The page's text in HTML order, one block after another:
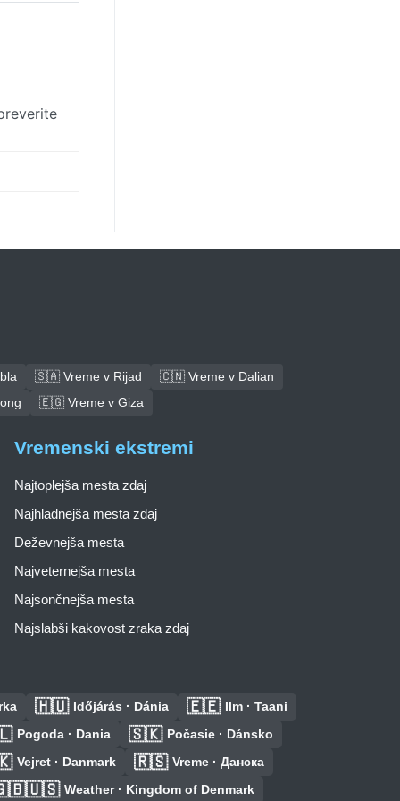
🇸🇦 Vreme v Rijad
🇨🇳 Vreme v Dalian
🇪🇬 Vreme v Giza
Vremenski ekstremi
Najtoplejša mesta zdaj
Najhladnejša mesta zdaj
Deževnejša mesta
Najveternejša mesta
Najsončnejša mesta
Najslabši kakovost zraka zdaj
🇭🇺 Időjárás · Dánia 🇪🇪 Ilm · Taani
Pogoda · Dania 🇸🇰 Počasie · Dánsko
Vejret · Danmark 🇷🇸 Vreme · Данска
Weather · Kingdom of Denmark